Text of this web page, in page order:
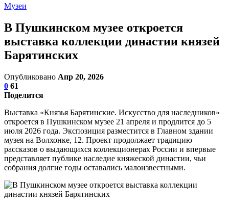
Музеи
В Пушкинском музее откроется
выставка коллекции династии князей
Барятинских
Опубликовано Апр 20, 2026
0 61
Поделится
Выставка «Князья Барятинские. Искусство для наследников»
откроется в Пушкинском музее 21 апреля и продлится до 5
июля 2026 года. Экспозиция разместится в Главном здании
музея на Волхонке, 12. Проект продолжает традицию
рассказов о выдающихся коллекционерах России и впервые
представляет публике наследие княжеской династии, чьи
собрания долгие годы оставались малоизвестными.